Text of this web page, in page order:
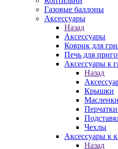
Газовые баллоны
Аксессуары
Назад
Аксессуары
Коврик для
Печь для
Аксессуары к
Назад
Крышки
Масленки
Чехлы
Аксессуары к
Назад